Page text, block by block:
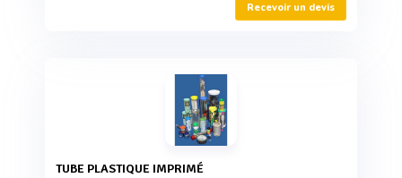
Recevoir un devis
TUBE PLASTIQUE IMPRIMÉ